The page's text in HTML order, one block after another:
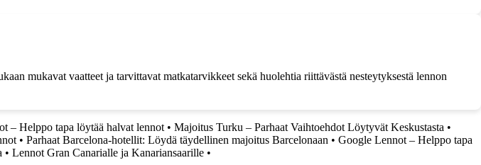
mukavat vaatteet ja tarvittavat matkatarvikkeet sekä huolehtia riittävästä nesteytyksestä lennon
– Helppo tapa löytää halvat lennot • Majoitus Turku – Parhaat Vaihtoehdot Löytyvät Keskustasta •
• Parhaat Barcelona-hotellit: Löydä täydellinen majoitus Barcelonaan • Google Lennot – Helppo tapa
• Lennot Gran Canarialle ja Kanariansaarille •